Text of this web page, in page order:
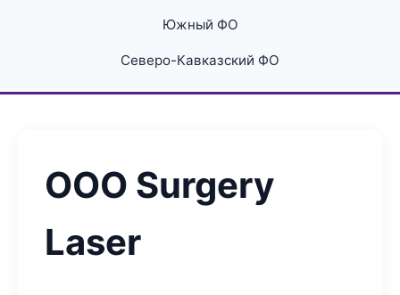
Южный ФО
Северо-Кавказский ФО
ООО Surgery
Laser